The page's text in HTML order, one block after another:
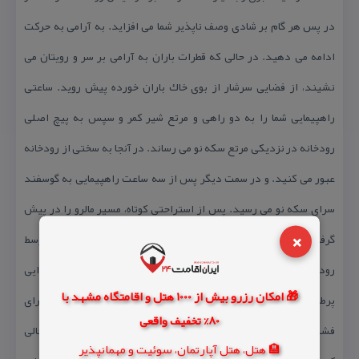
×
🎁 امکان رزرو بیش از 1000 هتل و اقامتگاه مشهد با
80% تخفیف واقعی
🏨 هتل، هتل آپارتمان، سوئیت و مهمانپذیر
در پس هر گام بر شادی وصف ناپذیر شما می افزاید. به آرامی به حركت
ادامه می دهید. در حالی كه قطرات باران به آرامی بر سر و رویتان می
نشیند، از فضایی سرشار از بوی خاك باران خورده پیش روید. ساعتی
راهپیمایی شما را به دو راهی و مرتع شیر كمر و سپس به پیچ اصلی
رودخانه در نزدیكی مرتع سكه نو می رساند. در آنجا به سختی از رودخانه
عبور می كنید. و در سمت دیگر پس از سه ساعت راهپیمایی به گوسفند
سرای سكه نو می رسید. پس از استراحتی كوتاه، مسیر مالرو را در پیش
گرفته، درپس یك سربالایی و سراشیبی با عبور از سنگهای بزرگ وسط
رودخانه مجددا به سمت چپ آن بروید. مسیر را پی گیرید و در هوایی
پرطراوت و زمینی سرسبز پس از یك و نیم ساعت به آخرین گوسفند سرای
فشمیها در منطقه می رسید. با ادامۀ مسیر پس از دو ساعت دیگر در حالی